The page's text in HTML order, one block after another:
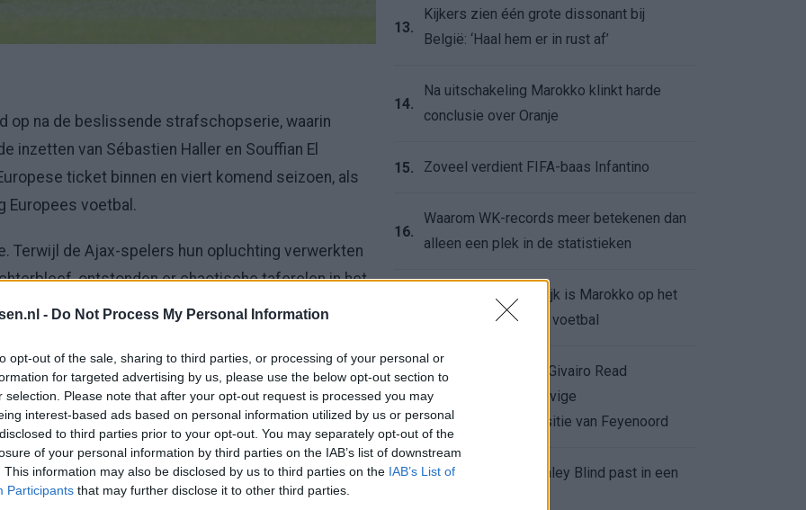
- Do Not Process My Personal Information
opt-out of the sale, sharing to third parties, or processing of your personal or
for targeted advertising by us, please use the below opt-out section to
selection. Please note that after your opt-out request is processed you may
interest-based ads based on personal information utilized by us or personal
to third parties prior to your opt-out. You may separately opt-out of the
of your personal information by third parties on the IAB’s list of downstream
This information may also be disclosed by us to third parties on the IAB’s List of
Participants that may further disclose it to other third parties.
op na de beslissende strafschopserie, waarin
inzetten van Sébastien Haller en Souffian El
ticket binnen en viert komend seizoen, als
Europees voetbal.
Terwijl de Ajax-spelers hun opluchting verwerkten
ontstonden er chaotische taferelen in het
met Mike van der Hoorn moest abrupt worden
zwaar seizoen
Dit was geen gewone overwinning. Dit was een
alles moeizaam ging.
ESPN al “gewoon echt een kloteseizoen”. Daar
13.
Kijkers zien één grote dissonant bij
België: ‘Haal hem er in rust af’
14.
Na uitschakeling Marokko klinkt harde
conclusie over Oranje
15. Zoveel verdient FIFA-baas Infantino
16.
Waarom WK-records meer betekenen dan
alleen een plek in de statistieken
Voor de Schilderswijk is Marokko op het
WK meer dan alleen voetbal
18.
Afgewezen bod op Givairo Read
onderstreept de stevige
onderhandelingspositie van Feyenoord
De terugkeer van Daley Blind past in een